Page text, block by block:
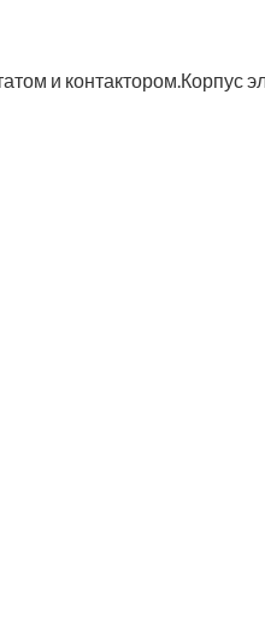
и контактором.Корпус